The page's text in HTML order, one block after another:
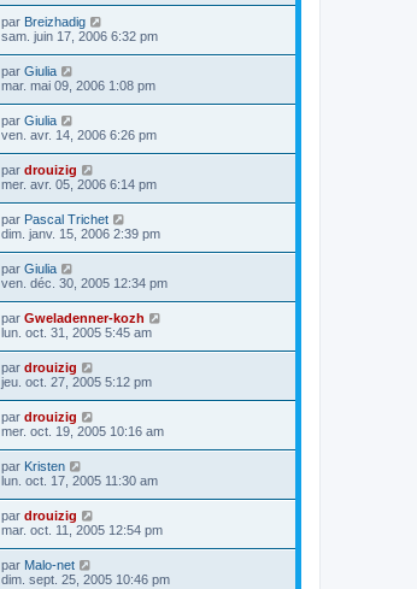
par Breizhadig
sam. juin 17, 2006 6:32 pm
par Giulia
mar. mai 09, 2006 1:08 pm
par Giulia
ven. avr. 14, 2006 6:26 pm
par drouizig
mer. avr. 05, 2006 6:14 pm
par Pascal Trichet
dim. janv. 15, 2006 2:39 pm
par Giulia
ven. déc. 30, 2005 12:34 pm
par Gweladenner-kozh
lun. oct. 31, 2005 5:45 am
par drouizig
jeu. oct. 27, 2005 5:12 pm
par drouizig
mer. oct. 19, 2005 10:16 am
par Kristen
lun. oct. 17, 2005 11:30 am
par drouizig
mar. oct. 11, 2005 12:54 pm
par Malo-net
dim. sept. 25, 2005 10:46 pm